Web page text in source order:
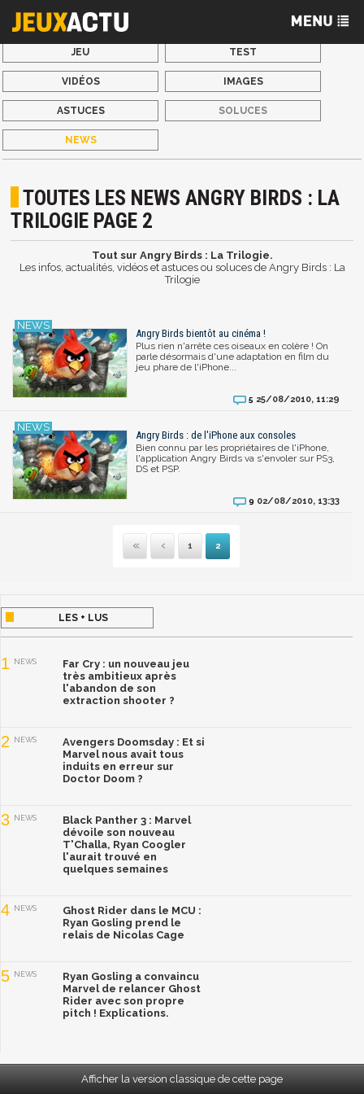
JEU TEST
VIDÉOS IMAGES
ASTUCES SOLUCES
NEWS
TOUTES LES NEWS ANGRY BIRDS : LA
TRILOGIE PAGE 2
Tout sur Angry Birds : La Trilogie.
Les infos, actualités, vidéos et astuces ou soluces de Angry Birds : La
Trilogie
Angry Birds bientôt au cinéma !
Plus rien n'arrête ces oiseaux en colère ! On
parle désormais d'une adaptation en film du
jeu phare de l'iPhone...
5 25/08/2010, 11:29
Angry Birds : de l'iPhone aux consoles
Bien connu par les propriétaires de l'iPhone,
l'application Angry Birds va s'envoler sur PS3,
DS et PSP.
9 02/08/2010, 13:33
Première
Précédente
1 2
LES + LUS
1 NEWS
Far Cry : un nouveau jeu
très ambitieux après
l'abandon de son
extraction shooter ?
2 NEWS
Avengers Doomsday : Et si
Marvel nous avait tous
induits en erreur sur
Doctor Doom ?
3 NEWS
Black Panther 3 : Marvel
dévoile son nouveau
T'Challa, Ryan Coogler
l'aurait trouvé en
quelques semaines
4 NEWS
Ghost Rider dans le MCU :
Ryan Gosling prend le
relais de Nicolas Cage
5 NEWS
Ryan Gosling a convaincu
Marvel de relancer Ghost
Rider avec son propre
pitch ! Explications.
Afficher la version classique de cette page